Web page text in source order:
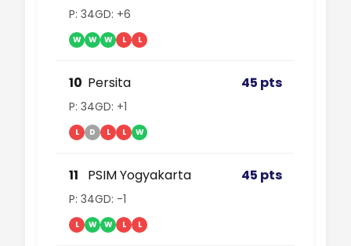
P: 34GD: +6
W W W L L
10 Persita 45 pts
P: 34GD: +1
L D L L W
11 PSIM Yogyakarta 45 pts
P: 34GD: -1
L W W L L